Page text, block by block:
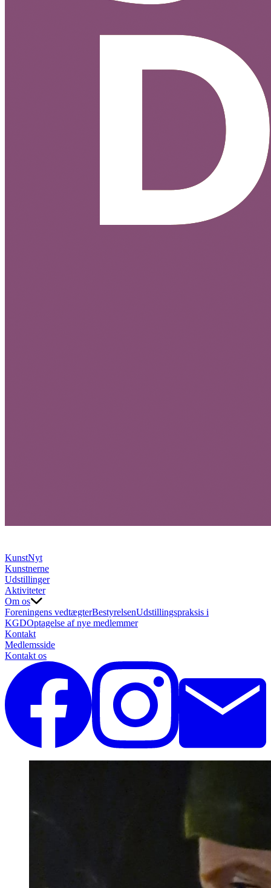
KunstNyt
Kunstnerne
Udstillinger
Aktiviteter
Om os
Foreningens vedtægterBestyrelsenUdstillingspraksis i
KGDOptagelse af nye medlemmer
Kontakt
Medlemsside
Kontakt os